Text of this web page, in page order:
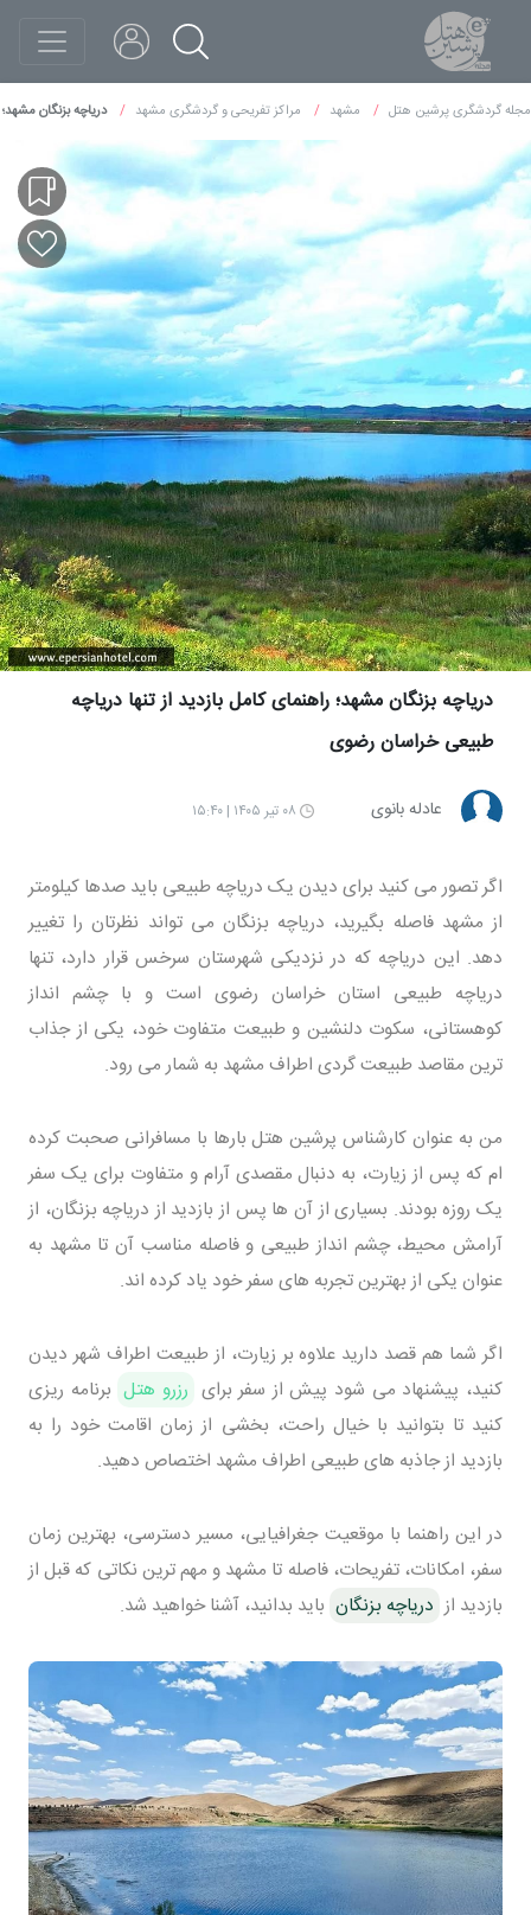
مجله گردشگری پرشین هتل مشهد مراکز تفریحی و گردشگری مشهد دریاچه بزنگان
دریاچه بزنگان مشهد؛ راهنمای کامل بازدید از تنها دریاچه
طبیعی خراسان رضوی
عادله بانوی ۰۸ تیر ۱۴۰۵ | ۱۵:۴۰
اگر تصور می کنید برای دیدن یک دریاچه طبیعی باید صدها کیلومتر
از مشهد فاصله بگیرید، دریاچه بزنگان می تواند نظرتان را تغییر
دهد. این دریاچه که در نزدیکی شهرستان سرخس قرار دارد، تنها
دریاچه طبیعی استان خراسان رضوی است و با چشم انداز
کوهستانی، سکوت دلنشین و طبیعت متفاوت خود، یکی از جذاب
ترین مقاصد طبیعت گردی اطراف مشهد به شمار می رود.
من به عنوان کارشناس پرشین هتل بارها با مسافرانی صحبت کرده
ام که پس از زیارت، به دنبال مقصدی آرام و متفاوت برای یک سفر
یک روزه بودند. بسیاری از آن ها پس از بازدید از دریاچه بزنگان، از
آرامش محیط، چشم انداز طبیعی و فاصله مناسب آن تا مشهد به
عنوان یکی از بهترین تجربه های سفر خود یاد کرده اند.
اگر شما هم قصد دارید علاوه بر زیارت، از طبیعت اطراف شهر دیدن
کنید، پیشنهاد می شود پیش از سفر برای رزرو هتل برنامه ریزی
کنید تا بتوانید با خیال راحت، بخشی از زمان اقامت خود را به
بازدید از جاذبه های طبیعی اطراف مشهد اختصاص دهید.
در این راهنما با موقعیت جغرافیایی، مسیر دسترسی، بهترین زمان
سفر، امکانات، تفریحات، فاصله تا مشهد و مهم ترین نکاتی که قبل از
بازدید از دریاچه بزنگان باید بدانید، آشنا خواهید شد.